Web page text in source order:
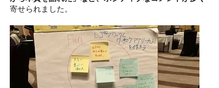
寄せられました。